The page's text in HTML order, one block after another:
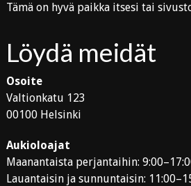
Tämä on hyvä paikka itsesi tai
Löydä meidät
Osoite
Valtionkatu 123
00100 Helsinki
Aukioloajat
Maanantaista perjantaihin:
Lauantaisin ja sunnuntaisin: